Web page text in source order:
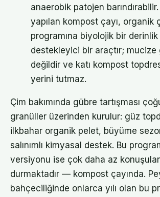
anaerobik patojen
yapılan kompost çayı, organik
programına biyolojik bir derinlik
destekleyici bir araçtır; mucize
değildir ve katı kompost
yerini tutmaz.
Çim bakımında gübre tartışması
granüller üzerinden kurulur: güz
ilkbahar organik pelet, büyüme
salınımlı kimyasal destek. Bu
versiyonu ise çok daha az
durmaktadır — kompost çayında.
bahçeciliğinde onlarca yılı olan bu